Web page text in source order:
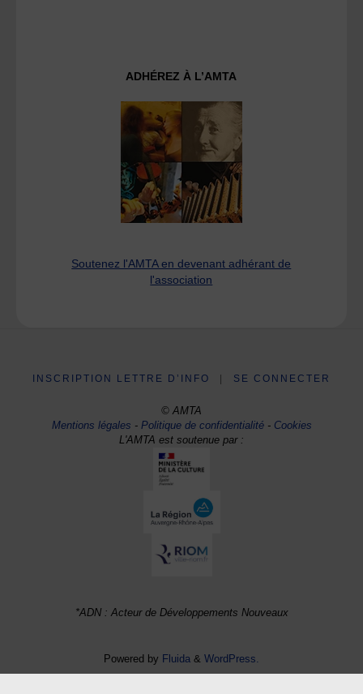
ADHÉREZ À L’AMTA
Soutenez l'AMTA en devenant adhérant de
l'association
INSCRIPTION LETTRE D’INFO SE CONNECTER
© AMTA
Mentions légales -Politique de confidentialité- Cookies
L'AMTA est soutenue par :
*ADN : Acteur de Développements Nouveaux
Powered by Fluida & WordPress.